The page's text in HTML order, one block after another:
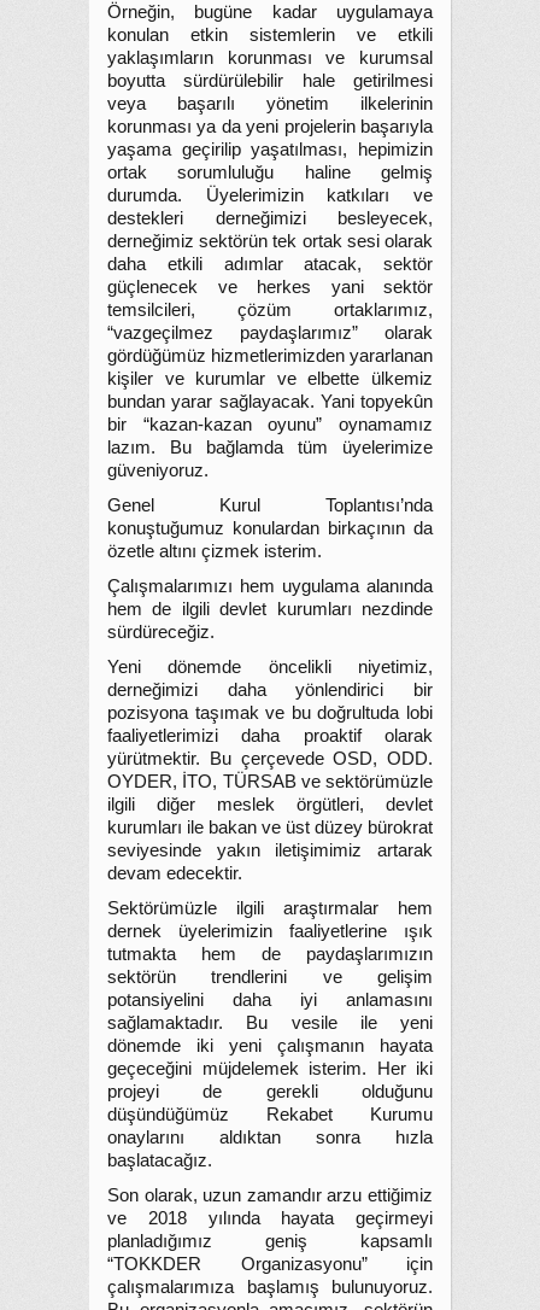
Örneğin, bugüne kadar uygulamaya
konulan etkin sistemlerin ve etkili
yaklaşımların korunması ve kurumsal
boyutta sürdürülebilir hale getirilmesi
veya başarılı yönetim ilkelerinin
korunması ya da yeni projelerin başarıyla
yaşama geçirilip yaşatılması, hepimizin
ortak sorumluluğu haline gelmiş
durumda. Üyelerimizin katkıları ve
destekleri derneğimizi besleyecek,
derneğimiz sektörün tek ortak sesi olarak
daha etkili adımlar atacak, sektör
güçlenecek ve herkes yani sektör
temsilcileri, çözüm ortaklarımız,
“vazgeçilmez paydaşlarımız” olarak
gördüğümüz hizmetlerimizden yararlanan
kişiler ve kurumlar ve elbette ülkemiz
bundan yarar sağlayacak. Yani topyekûn
bir “kazan-kazan oyunu” oynamamız
lazım. Bu bağlamda tüm üyelerimize
güveniyoruz.
Genel Kurul Toplantısı’nda
konuştuğumuz konulardan birkaçının da
özetle altını çizmek isterim.
Çalışmalarımızı hem uygulama alanında
hem de ilgili devlet kurumları nezdinde
sürdüreceğiz.
Yeni dönemde öncelikli niyetimiz,
derneğimizi daha yönlendirici bir
pozisyona taşımak ve bu doğrultuda lobi
faaliyetlerimizi daha proaktif olarak
yürütmektir. Bu çerçevede OSD, ODD.
OYDER, İTO, TÜRSAB ve sektörümüzle
ilgili diğer meslek örgütleri, devlet
kurumları ile bakan ve üst düzey bürokrat
seviyesinde yakın iletişimimiz artarak
devam edecektir.
Sektörümüzle ilgili araştırmalar hem
dernek üyelerimizin faaliyetlerine ışık
tutmakta hem de paydaşlarımızın
sektörün trendlerini ve gelişim
potansiyelini daha iyi anlamasını
sağlamaktadır. Bu vesile ile yeni
dönemde iki yeni çalışmanın hayata
geçeceğini müjdelemek isterim. Her iki
projeyi de gerekli olduğunu
düşündüğümüz Rekabet Kurumu
onaylarını aldıktan sonra hızla
başlatacağız.
Son olarak, uzun zamandır arzu ettiğimiz
ve 2018 yılında hayata geçirmeyi
planladığımız geniş kapsamlı
“TOKKDER Organizasyonu” için
çalışmalarımıza başlamış bulunuyoruz.